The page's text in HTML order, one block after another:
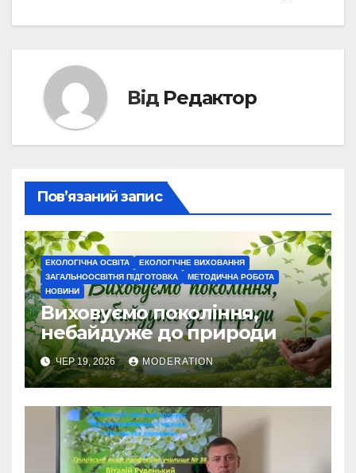
Від Редактор
Пов’язаний запис
ЕКОЛОГІЧНА ОСВІТА
ЕКОЛОГІЧНЕ ВИХОВАННЯ
ЗАГАЛЬНООСВІТНЯ ПІДГОТОВКА
МЕТОДИЧНА РОБОТА
НОВИНИ
Виховуємо покоління,
небайдуже до природи
ЧЕР 19, 2026 MODERATION